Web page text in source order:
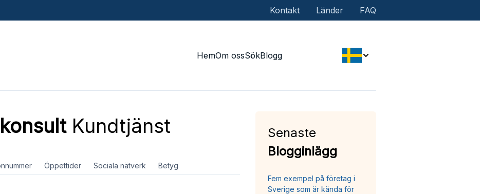
Kontakt Länder FAQ
HemOm ossSökBlogg
Kundtjänst
Öppettider Sociala nätverk Betyg
Senaste
Blogginlägg
Fem exempel på företag i
Sverige som är kända för